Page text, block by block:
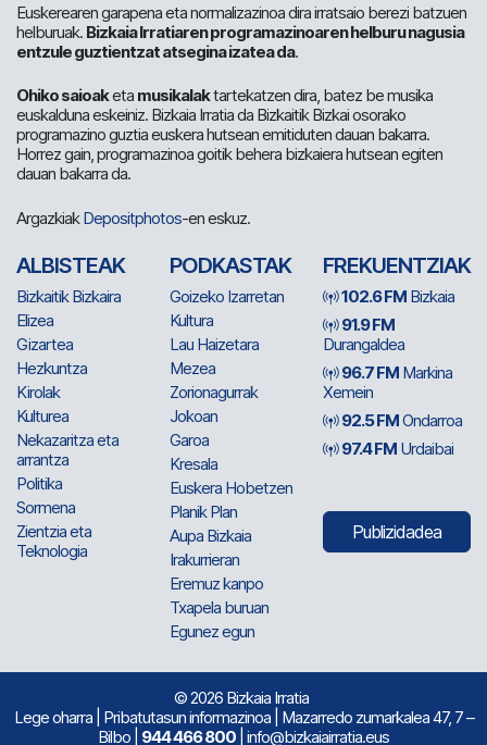
Euskerearen garapena eta normalizazinoa dira irratsaio berezi batzuen
helburuak. Bizkaia Irratiaren programazinoaren helburu nagusia
entzule guztientzat atsegina izatea da.
Ohiko saioaketa musikalaktartekatzen dira, batez be musika
euskalduna eskeiniz. Bizkaia Irratia da Bizkaitik Bizkai osorako
programazino guztia euskera hutsean emitiduten dauan bakarra.
Horrez gain, programazinoa goitik behera bizkaiera hutsean egiten
dauan bakarra da.
ArgazkiakDepositphotos-en eskuz.
ALBISTEAK
Bizkaitik Bizkaira
Elizea
Gizartea
Hezkuntza
Kirolak
Kulturea
Nekazaritza eta
arrantza
Politika
Sormena
Zientzia eta
Teknologia
PODKASTAK
Goizeko Izarretan
Kultura
Lau Haizetara
Mezea
Zorionagurrak
Jokoan
Garoa
Kresala
Euskera Hobetzen
Planik Plan
Aupa Bizkaia
Irakurrieran
Eremuz kanpo
Txapela buruan
Egunez egun
FREKUENTZIAK
102.6 FM Bizkaia
91.9 FM
Durangaldea
96.7 FM Markina
Xemein
92.5 FMOndarroa
97.4 FM Urdaibai
Publizidadea
© 2026 Bizkaia Irratia
Lege oharra| Pribatutasun informazinoa| Mazarredo zumarkalea 47, 7 –
Bilbo | 944 466 800 | info@bizkaiairratia.eus